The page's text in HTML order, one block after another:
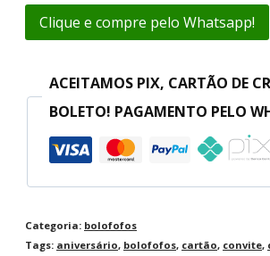
Clique e compre pelo Whatsapp!
ACEITAMOS PIX, CARTÃO DE
BOLETO! PAGAMENTO PELO
Categoria: bolofofos
Tags: aniversário, bolofofos, cartão, convite,